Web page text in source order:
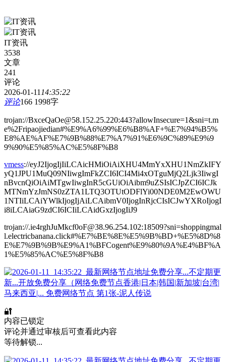
IT资讯
3538
文章
241
评论
2026-01-11 14:35:22
评论166 1998字
trojan://BxceQaOe@58.152.25.220:443?allowInsecure=1&sni=t.m
e%2Fripaojiedian#%E9%A6%99%E6%B8%AF+%E7%94%B5%
E8%AE%AF%E7%9B%88%E7%A7%91%E6%9C%89%E9%9
9%90%E5%85%AC%E5%8F%B8
vmess://eyJ2IjogIjIiLCAicHMiOiAiXHU4MmYxXHU1NmZkIFY
yQ1JPU1MuQ09NIiwgImFkZCI6ICI4Mi4xOTguMjQ2Ljk3IiwgI
nBvcnQiOiAiMTgwIiwgInR5cGUiOiAibm9uZSIsICJpZCI6ICJk
MTNmYzJmNS0zZTA1LTQ3OTUtODFlYi00NDE0M2EwOWU
1NTIiLCAiYWlkIjogIjAiLCAibmV0IjogInRjcCIsICJwYXRoIjogI
i8iLCAiaG9zdCI6ICIiLCAidGxzIjogIiJ9
trojan://.ie4rghJuMkcf0oF@38.96.254.102:18509?sni=shoppingmal
l.electricbanana.click#%E7%BE%8E%E5%9B%BD+%E5%8D%8
E%E7%9B%9B%E9%A1%BFCogent%E9%80%9A%E4%BF%A
1%E5%85%AC%E5%8F%B8
🔐
内容已锁定
评论并通过审核后可查看此内容
等待解锁...